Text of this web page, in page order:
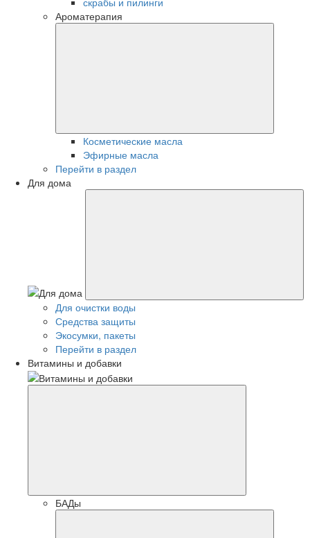
Ароматерапия
Косметические масла
Эфирные масла
Перейти в раздел
Для дома
Для очистки воды
Средства защиты
Экосумки, пакеты
Перейти в раздел
Витамины и добавки
БАДы